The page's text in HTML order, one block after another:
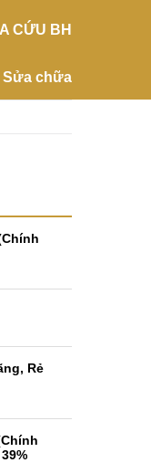
CỨU BH
Sửa chữa
Rẻ